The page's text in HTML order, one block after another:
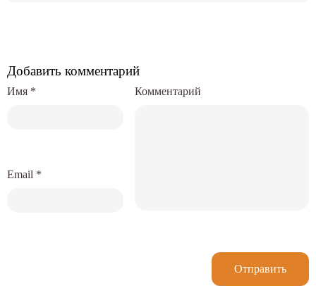
Добавить комментарий
Комментарий
Имя *
Email *
Отправить